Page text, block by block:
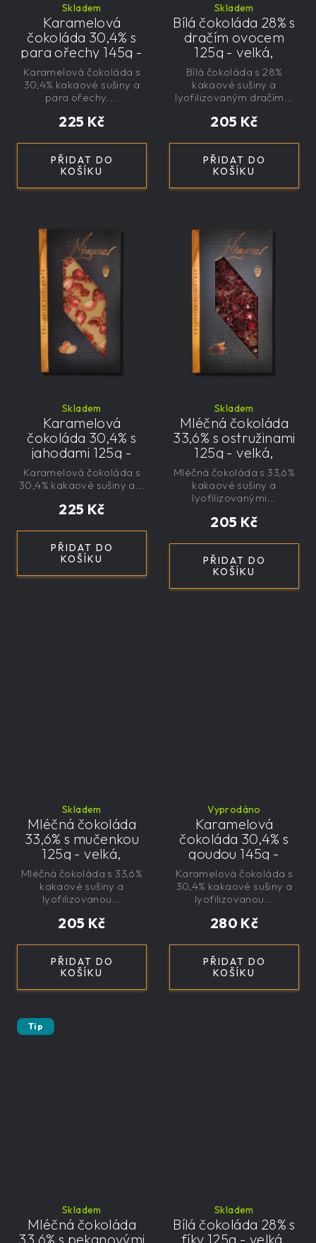
Skladem
Karamelová
čokoláda 30,4% s
para ořechy 145g -
velká, řemeslná,
exkluzivní, dárková
225 Kč
PŘIDAT DO
KOŠÍKU
Karamelová čokoláda s
30,4% kakaové sušiny a
para ořechy....
Skladem
Bílá čokoláda 28% s
dračím ovocem
125g - velká,
řemeslná,
exkluzivní, dárková
205 Kč
PŘIDAT DO
KOŠÍKU
Bílá čokoláda s 28%
kakaové sušiny a
lyofilizovaným dračím...
Skladem
Karamelová
čokoláda 30,4% s
jahodami 125g -
velká, řemeslná,
exkluzivní, dárková
225 Kč
PŘIDAT DO
KOŠÍKU
Karamelová čokoláda s
30,4% kakaové sušiny a...
Skladem
Mléčná čokoláda
33,6% s ostružinami
125g - velká,
řemeslná,
exkluzivní, dárková
205 Kč
PŘIDAT DO
KOŠÍKU
Mléčná čokoláda s 33,6%
kakaové sušiny a
lyofilizovanými...
Skladem
Mléčná čokoláda
33,6% s mučenkou
125g - velká,
řemeslná,
exkluzivní, dárková
205 Kč
PŘIDAT DO
KOŠÍKU
Mléčná čokoláda s 33,6%
kakaové sušiny a
lyofilizovanou...
Vyprodáno
Karamelová
čokoláda 30,4% s
goudou 145g -
velká, řemeslná,
exkluzivní, dárková
280 Kč
PŘIDAT DO
KOŠÍKU
Karamelová čokoláda s
30,4% kakaové sušiny a
lyofilizovanou...
Tip
Skladem
Mléčná čokoláda
33,6% s pekanovými
Skladem
Bílá čokoláda 28% s
fíky 125g - velká,